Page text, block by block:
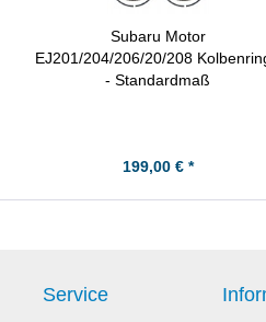
Subaru Motor
EJ201/204/206/20/208
- Standardmaß
199,00 € *
Service